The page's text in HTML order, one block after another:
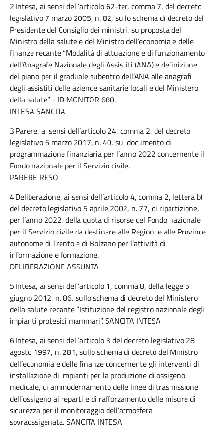
2.Intesa, ai sensi dell’articolo 62-ter, comma 7, del decreto
legislativo 7 marzo 2005, n. 82, sullo schema di decreto del
Presidente del Consiglio dei ministri, su proposta del
Ministro della salute e del Ministro dell’economia e delle
finanze recante “Modalità di attuazione e di funzionamento
dell’Anagrafe Nazionale degli Assistiti (ANA) e definizione
del piano per il graduale subentro dell’ANA alle anagrafi
degli assistiti delle aziende sanitarie locali e del Ministero
della salute” - ID MONITOR 680.
INTESA SANCITA
3.Parere, ai sensi dell’articolo 24, comma 2, del decreto
legislativo 6 marzo 2017, n. 40, sul documento di
programmazione finanziaria per l’anno 2022 concernente il
Fondo nazionale per il Servizio civile.
PARERE RESO
4.Deliberazione, ai sensi dell’articolo 4, comma 2, lettera b)
del decreto legislativo 5 aprile 2002, n. 77, di ripartizione,
per l’anno 2022, della quota di risorse del Fondo nazionale
per il Servizio civile da destinare alle Regioni e alle Province
autonome di Trento e di Bolzano per l’attività di
informazione e formazione.
DELIBERAZIONE ASSUNTA
5.Intesa, ai sensi dell’articolo 1, comma 8, della legge 5
giugno 2012, n. 86, sullo schema di decreto del Ministero
della salute recante “Istituzione del registro nazionale degli
impianti protesici mammari”. SANCITA INTESA
6.Intesa, ai sensi dell’articolo 3 del decreto legislativo 28
agosto 1997, n. 281, sullo schema di decreto del Ministro
dell’economia e delle finanze concernente gli interventi di
installazione di impianti per la produzione di ossigeno
medicale, di ammodernamento delle linee di trasmissione
dell’ossigeno ai reparti e di rafforzamento delle misure di
sicurezza per il monitoraggio dell’atmosfera
sovraossigenata. SANCITA INTESA